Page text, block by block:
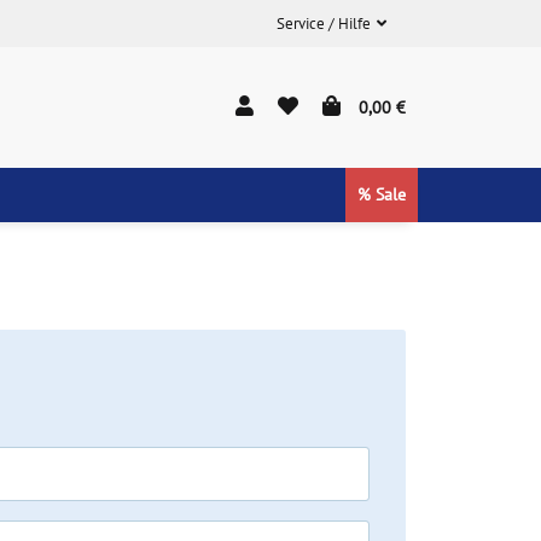
Service / Hilfe
0,00 €
% Sale